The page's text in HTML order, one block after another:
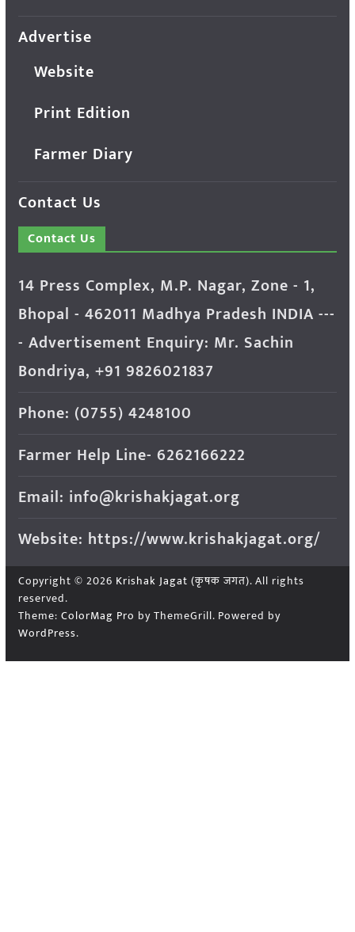
Advertise
Website
Print Edition
Farmer Diary
Contact Us
Contact Us
14 Press Complex, M.P. Nagar, Zone - 1,
Bhopal - 462011 Madhya Pradesh INDIA ---
- Advertisement Enquiry: Mr. Sachin
Bondriya, +91 9826021837
Phone: (0755) 4248100
Farmer Help Line- 6262166222
Email: info@krishakjagat.org
Website: https://www.krishakjagat.org/
Copyright © 2026 Krishak Jagat (कृषक जगत). All rights
reserved.
Theme: ColorMag Pro by ThemeGrill. Powered by
WordPress.